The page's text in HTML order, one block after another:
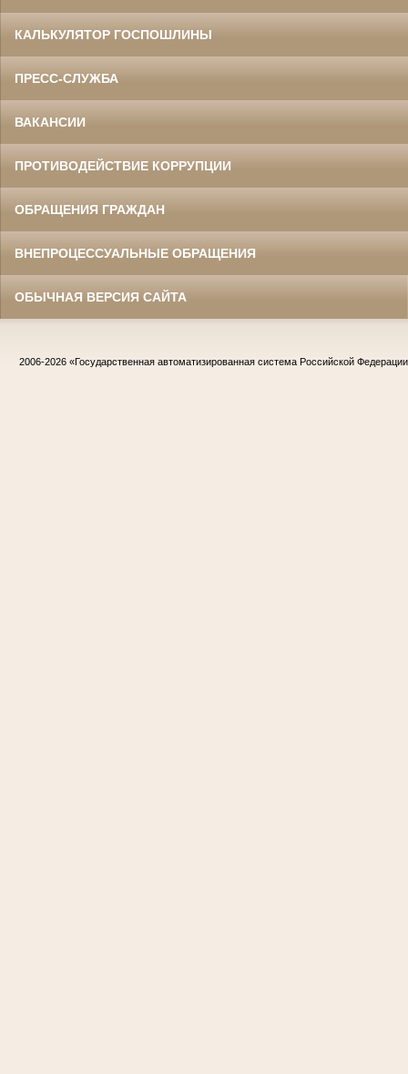
КАЛЬКУЛЯТОР ГОСПОШЛИНЫ
ПРЕСС-СЛУЖБА
ВАКАНСИИ
ПРОТИВОДЕЙСТВИЕ КОРРУПЦИИ
ОБРАЩЕНИЯ ГРАЖДАН
ВНЕПРОЦЕССУАЛЬНЫЕ ОБРАЩЕНИЯ
ОБЫЧНАЯ ВЕРСИЯ САЙТА
2006-2026 «Государственная автоматизированная система Российской